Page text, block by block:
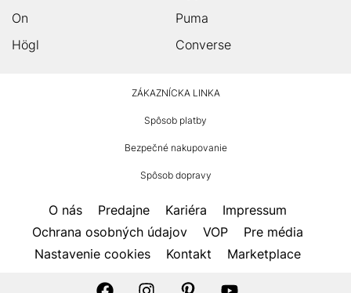
On
Puma
Högl
Converse
ZÁKAZNÍCKA LINKA
Spôsob platby
Bezpečné nakupovanie
Spôsob dopravy
O nás Predajne Kariéra
Impressum
Ochrana osobných údajov
VOP
Pre média
Nastavenie cookies
Kontakt Marketplace